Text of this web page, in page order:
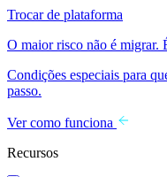
Trocar de plataforma
O maior risco não é migrar.
Condições especiais para
passo.
Ver como funciona
Recursos